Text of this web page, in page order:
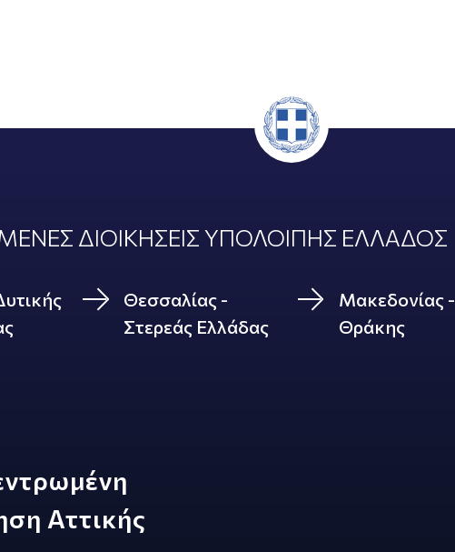
ΔΙΟΙΚΗΣΕΙΣ ΥΠΟΛΟΙΠΗΣ ΕΛΛΑΔΟΣ
Θεσσαλίας -
Στερεάς Ελλάδας
Μακεδονίας -
Θράκης
Αττικής